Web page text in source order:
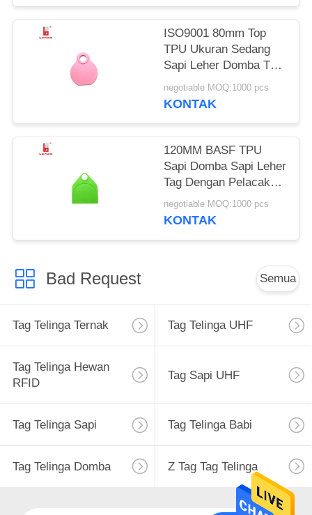
ISO9001 80mm Top
TPU Ukuran Sedang
Sapi Leher Domba Tag
Dengan Nomor
Pencetakan Laser
negotiable MOQ:1000 pcs
KONTAK
120MM BASF TPU
Sapi Domba Sapi Leher
Tag Dengan Pelacakan
Pertanian Logo Dicetak
Laser
negotiable MOQ:1000 pcs
KONTAK
Bad Request Semua
Tag Telinga Ternak Tag Telinga UHF
Tag Telinga Hewan
RFID
Tag Sapi UHF
Tag Telinga Sapi Tag Telinga Babi
Tag Telinga Domba Z Tag Tag Telinga